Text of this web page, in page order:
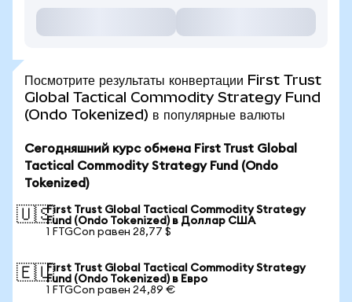
Посмотрите результаты конвертации First Trust
Global Tactical Commodity Strategy Fund
(Ondo Tokenized) в популярные валюты
Сегодняшний курс обмена First Trust Global
Tactical Commodity Strategy Fund (Ondo
Tokenized)
🇺🇸First Trust Global Tactical Commodity Strategy
Fund (Ondo Tokenized) в Доллар США
1 FTGCon равен 28,77 $
🇪🇺First Trust Global Tactical Commodity Strategy
Fund (Ondo Tokenized) в Евро
1 FTGCon равен 24,89 €